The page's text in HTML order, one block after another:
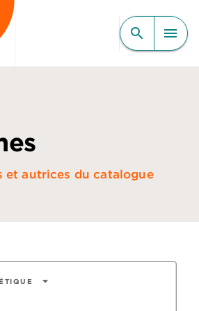
CONTENU
search menu
et autrices du catalogue
arrow_drop_down